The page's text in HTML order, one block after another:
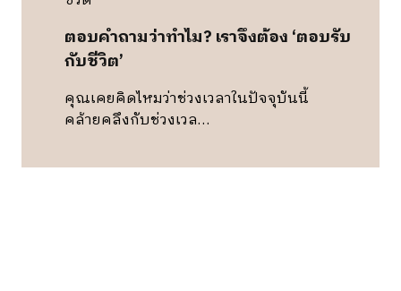
ตอบคำถามว่าทำไม? เราจึงต้อง ‘ตอบรับ
กับชีวิต’
คุณเคยคิดไหมว่าช่วงเวลาในปัจจุบันนี้
คล้ายคลึงกับช่วงเวล…